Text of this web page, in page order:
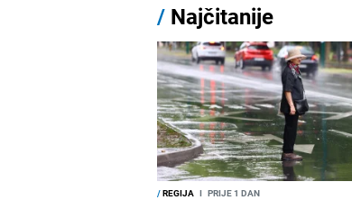
/ Najčitanije
/REGIJA I PRIJE 1 DAN